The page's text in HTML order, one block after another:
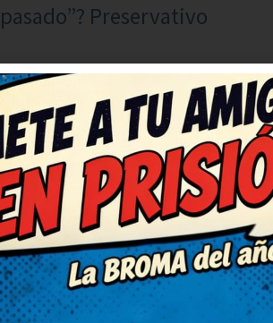
Preservativo
también en compact?
dormir?
Medio?
los hombros? ¿Acaso nos
duras y las galletas blandas?